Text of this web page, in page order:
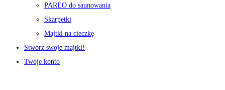
PAREO do saunowania
Skarpetki
Majtki na cieczkę
Stwórz swoje majtki!
Twoje konto